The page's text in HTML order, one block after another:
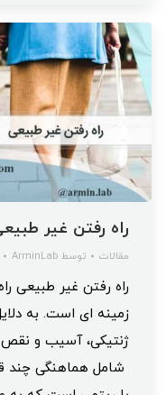
راه رفتن غیر
مقالات توسط ArminLab
راه رفتن غیر طبیعی
زمینه ای است. به
ژنتیکی، آسیب و نقص
شامل هماهنگی چند